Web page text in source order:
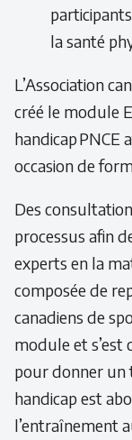
la santé
L’Association
créé le module
handicap PNCE
occasion de
Des
processus afin
experts en la
composée de
canadiens de
module et s’est
pour donner un
handicap est
l’entraînement